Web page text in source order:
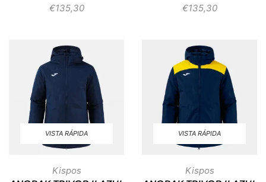
€135,30
€135,30
VISTA RÁPIDA
Kispos
VISTA RÁPIDA
Kispos